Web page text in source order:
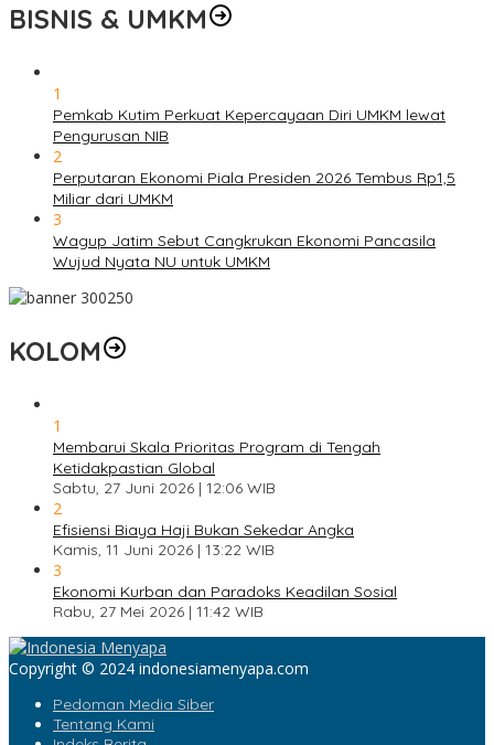
BISNIS & UMKM
1
Pemkab Kutim Perkuat Kepercayaan Diri UMKM lewat
Pengurusan NIB
2
Perputaran Ekonomi Piala Presiden 2026 Tembus Rp1,5
Miliar dari UMKM
3
Wagup Jatim Sebut Cangkrukan Ekonomi Pancasila
Wujud Nyata NU untuk UMKM
KOLOM
1
Membarui Skala Prioritas Program di Tengah
Ketidakpastian Global
Sabtu, 27 Juni 2026 | 12:06 WIB
2
Efisiensi Biaya Haji Bukan Sekedar Angka
Kamis, 11 Juni 2026 | 13:22 WIB
3
Ekonomi Kurban dan Paradoks Keadilan Sosial
Rabu, 27 Mei 2026 | 11:42 WIB
Copyright © 2024 indonesiamenyapa.com
Pedoman Media Siber
Tentang Kami